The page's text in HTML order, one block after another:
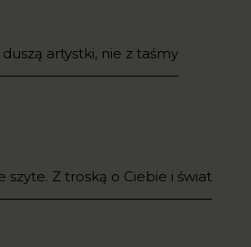
artystki, nie z taśmy
szyte. Z troską o Ciebie i świat